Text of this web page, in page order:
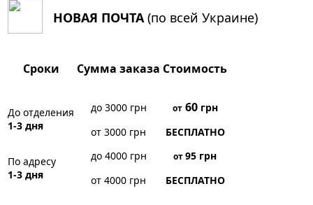
НОВАЯ ПОЧТА (по всей Украине)
Сроки Сумма заказа Стоимость
До отделения
1-3 дня
до 3000 грн от60грн
от 3000 грн
БЕСПЛАТНО
По адресу
1-3 дня
до 4000 грн от95 грн
от 4000 грн
БЕСПЛАТНО